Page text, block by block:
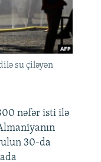
su çiləyən
nəfər isti ilə
30-da